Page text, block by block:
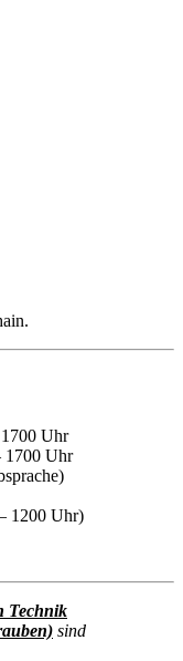
Uhr
Uhr
1200 Uhr)
Technik
sind